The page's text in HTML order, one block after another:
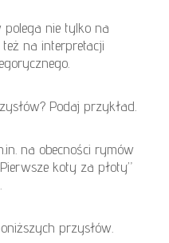
polega nie tylko na
na interpretacji
Podaj przykład.
na obecności rymów
koty za płoty”
przysłów.